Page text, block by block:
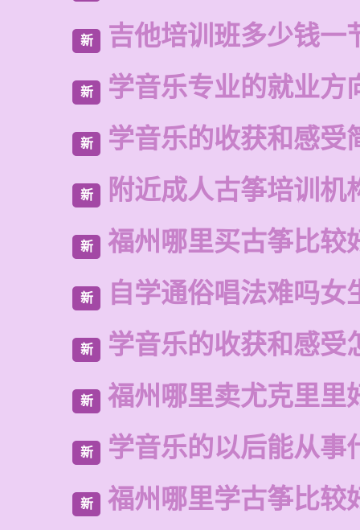
新 吉他培训班多少钱一
新 学音乐专业的就业方
新 学音乐的收获和感受
新 附近成人古筝培训机
新 福州哪里买古筝比较
新 自学通俗唱法难吗女
新 学音乐的收获和感受
新 福州哪里卖尤克里里
新 学音乐的以后能从事
新 福州哪里学古筝比较